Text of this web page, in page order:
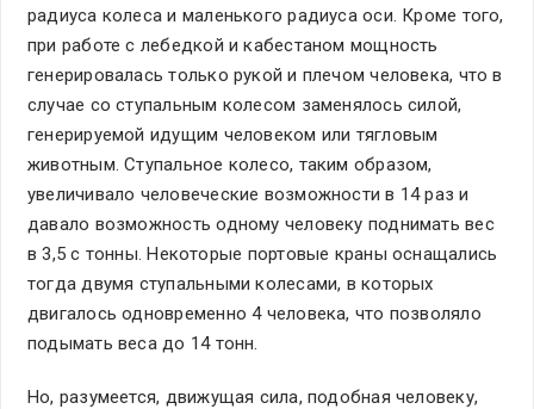
радиуса колеса и маленького радиуса оси. Кроме того,
при работе с лебедкой и кабестаном мощность
генерировалась только рукой и плечом человека, что в
случае со ступальным колесом заменялось силой,
генерируемой идущим человеком или тягловым
животным. Ступальное колесо, таким образом,
увеличивало человеческие возможности в 14 раз и
давало возможность одному человеку поднимать вес
в 3,5 с тонны. Некоторые портовые краны оснащались
тогда двумя ступальными колесами, в которых
двигалось одновременно 4 человека, что позволяло
подымать веса до 14 тонн.
Но, разумеется, движущая сила, подобная человеку,